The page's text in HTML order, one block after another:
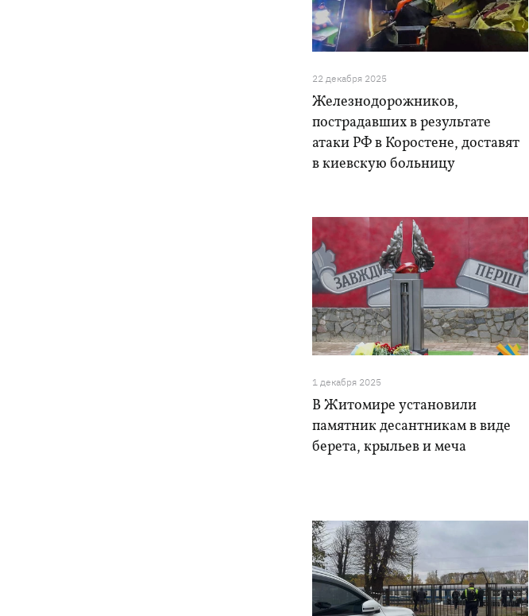
22 декабря 2025
Железнодорожников,
пострадавших в результате
атаки РФ в Коростене, доставят
в киевскую больницу
1 декабря 2025
В Житомире установили
памятник десантникам в виде
берета, крыльев и меча